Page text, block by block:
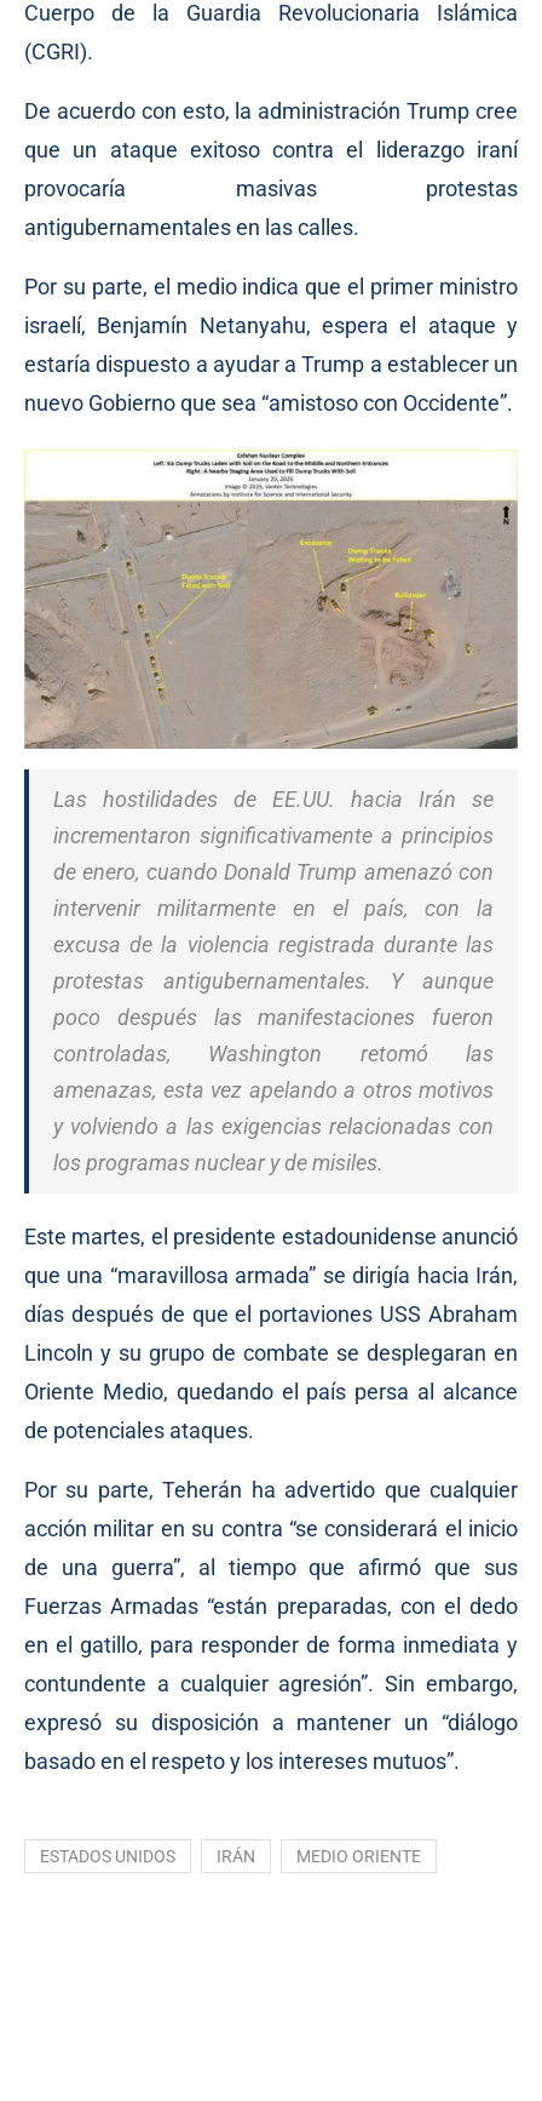
Cuerpo de la Guardia Revolucionaria Islámica
(CGRI).
De acuerdo con esto, la administración Trump cree
que un ataque exitoso contra el liderazgo iraní
provocaría masivas protestas
antigubernamentales en las calles.
Por su parte, el medio indica que el primer ministro
israelí, Benjamín Netanyahu, espera el ataque y
estaría dispuesto a ayudar a Trump a establecer un
nuevo Gobierno que sea “amistoso con Occidente”.
Las hostilidades de EE.UU. hacia Irán se
incrementaron significativamente a principios
de enero, cuando Donald Trump amenazó con
intervenir militarmente en el país, con la
excusa de la violencia registrada durante las
protestas antigubernamentales. Y aunque
poco después las manifestaciones fueron
controladas, Washington retomó las
amenazas, esta vez apelando a otros motivos
y volviendo a las exigencias relacionadas con
los programas nuclear y de misiles.
Este martes, el presidente estadounidense anunció
que una “maravillosa armada” se dirigía hacia Irán,
días después de que el portaviones USS Abraham
Lincoln y su grupo de combate se desplegaran en
Oriente Medio, quedando el país persa al alcance
de potenciales ataques.
Por su parte, Teherán ha advertido que cualquier
acción militar en su contra “se considerará el inicio
de una guerra”, al tiempo que afirmó que sus
Fuerzas Armadas “están preparadas, con el dedo
en el gatillo, para responder de forma inmediata y
contundente a cualquier agresión”. Sin embargo,
expresó su disposición a mantener un “diálogo
basado en el respeto y los intereses mutuos”.
ESTADOS UNIDOS IRÁN MEDIO ORIENTE